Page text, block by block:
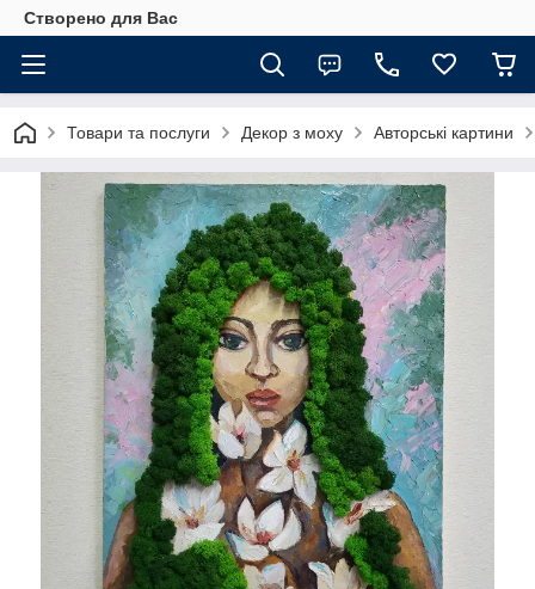
Створено для Вас
Товари та послуги Декор з моху Авторські картини